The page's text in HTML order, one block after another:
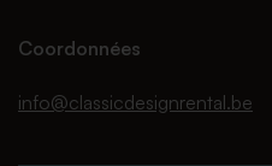
Coordonnées
info@classicdesignrental.be